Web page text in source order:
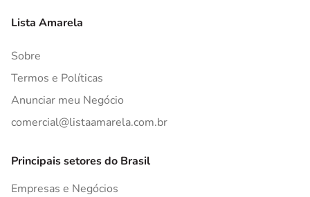
Lista Amarela
Sobre
Termos e Políticas
Anunciar meu Negócio
comercial@listaamarela.com.br
Principais setores do Brasil
Empresas e Negócios